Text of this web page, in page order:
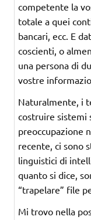
competente la
totale a quei
bancari, ecc. E
coscienti, o
una persona di
vostre
Naturalmente, i
costruire sistemi
preoccupazione
recente, ci sono
linguistici di
quanto si dice,
“trapelare” file
Mi trovo nella